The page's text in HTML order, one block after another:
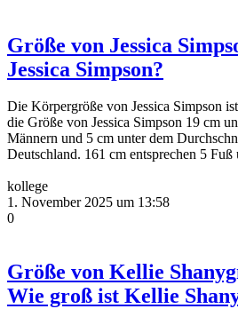
Größe von Jessica
Jessica Simpson?
Die Körpergröße von Jessica Simpson
die Größe von Jessica Simpson 19 cm
Männern und 5 cm unter dem
Deutschland. 161 cm entsprechen 5
kollege
1. November 2025 um 13:58
0
Größe von Kellie
Wie groß ist Kellie